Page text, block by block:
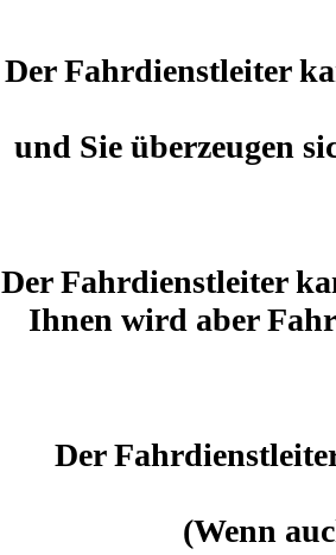
Der Fahrdienstleiter
und Sie überzeugen
Der Fahrdienstleiter
Ihnen wird aber
Der
(Wenn